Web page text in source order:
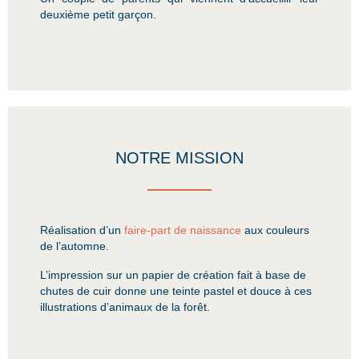
deuxième petit garçon.
NOTRE MISSION
Réalisation d’un faire-part de naissance aux couleurs
de l’automne.
L’impression sur un papier de création fait à base de
chutes de cuir donne une teinte pastel et douce à ces
illustrations d’animaux de la forêt.